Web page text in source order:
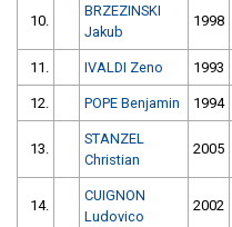
10.
BRZEZINSKI
Jakub
1998
11. IVALDI Zeno 1993
12. POPE Benjamin 1994
13.
STANZEL
Christian
2005
14.
CUIGNON
Ludovico
2002